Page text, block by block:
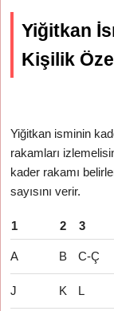
Yiğitkan
Kişilik
Yiğitkan isminin
rakamları
kader rakamı
sayısını verir.
1 2 3
A B C-Ç
J K L